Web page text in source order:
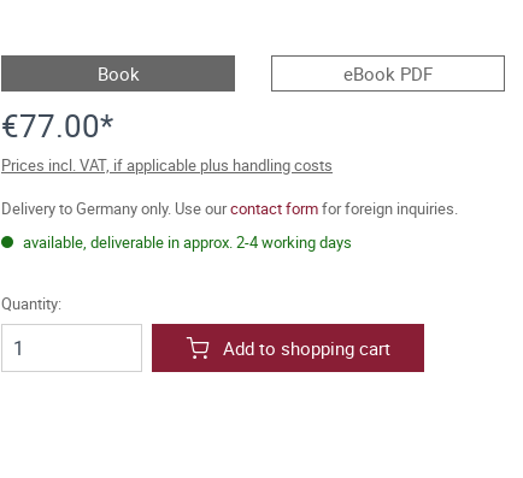
Book eBook PDF
€77.00*
Prices incl. VAT, if applicable plus handling costs
Delivery to Germany only. Use ourcontact formfor foreign inquiries.
available, deliverable in approx. 2-4 working days
Quantity:
Add to shopping cart